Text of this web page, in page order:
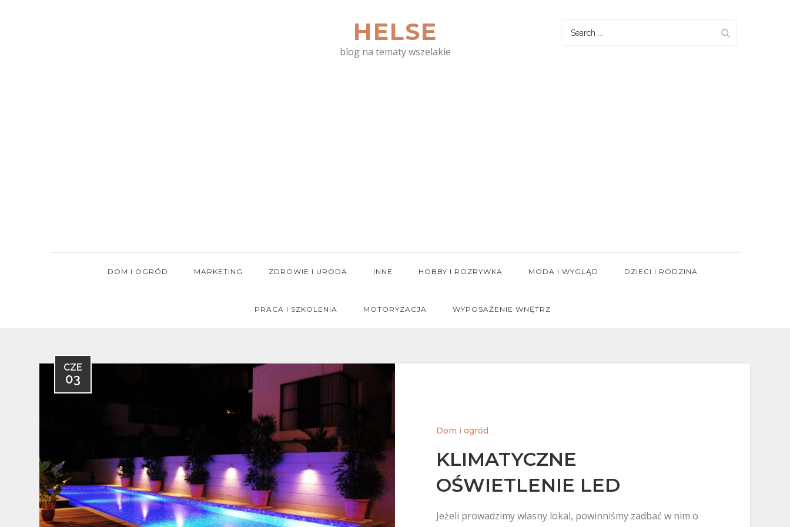
HELSE
blog na tematy wszelakie
DOM I OGRÓD MARKETING ZDROWIE I URODA INNE HOBBY I ROZRYWKA MODA I WYGLĄD DZIECI I RODZINA
PRACA I SZKOLENIA MOTORYZACJA WYPOSAŻENIE WNĘTRZ
Search
CZE
03
Dom i ogród
KLIMATYCZNE
OŚWIETLENIE LED
Jeżeli prowadzimy własny lokal, powinniśmy zadbać w nim o